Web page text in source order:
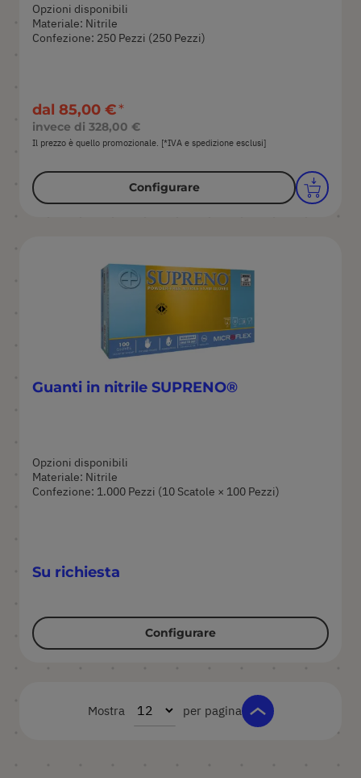
Opzioni disponibili
Materiale: Nitrile
Confezione: 250 Pezzi (250 Pezzi)
dal 85,00 €
invece di 328,00 €
Il prezzo è quello promozionale. [*IVA e spedizione esclusi]
Configurare
Guanti in nitrile SUPRENO®
Opzioni disponibili
Materiale: Nitrile
Confezione: 1.000 Pezzi (10 Scatole × 100 Pezzi)
Su richiesta
Configurare
Mostra per pagina